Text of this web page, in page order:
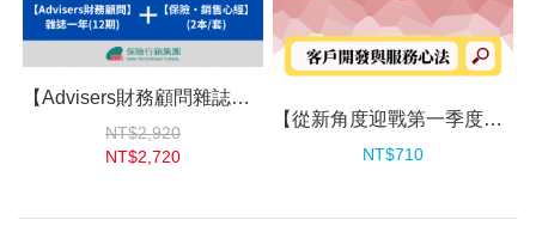
【Advisers財務顧問雜誌】強效增員專案
NT$2,920
NT$2,720
【從新角度迎戰第一季度】客戶開發與服務心法
NT$710